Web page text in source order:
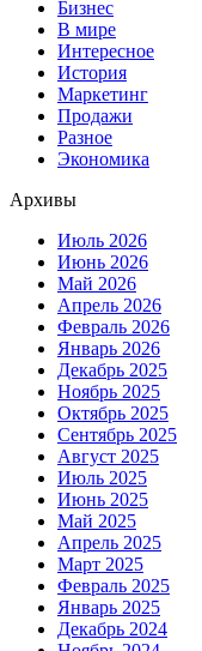
Бизнес
В мире
Интересное
История
Маркетинг
Продажи
Разное
Экономика
Архивы
Июль 2026
Июнь 2026
Май 2026
Апрель 2026
Февраль 2026
Январь 2026
Декабрь 2025
Ноябрь 2025
Октябрь 2025
Сентябрь 2025
Август 2025
Июль 2025
Июнь 2025
Май 2025
Апрель 2025
Март 2025
Февраль 2025
Январь 2025
Декабрь 2024